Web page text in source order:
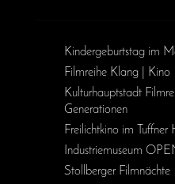
Kinder­geburts­tag im
Filmreihe Klang | Kino
Kulturhauptstadt
Generationen
Freilichtkino im Tuffner
Industriemuseum
Stollberger Filmnächte